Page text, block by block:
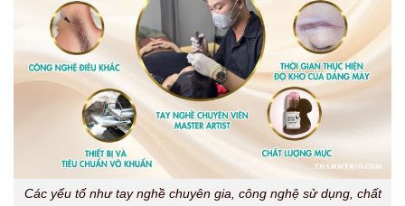
Các yếu tố như tay nghề chuyên gia, công nghệ sử dụng, chất